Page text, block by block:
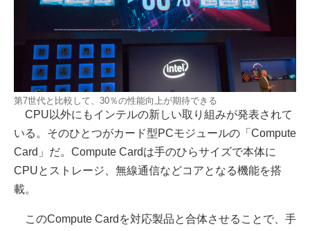
第7世代と比較して、30％の性能向上が期待できる
CPU以外にもインテルの新しい取り組みが発表されて
いる。そのひとつがカード型PCモジュールの「Compute
Card」だ。Compute Cardは手のひらサイズで本体に
CPUとストレージ、無線通信などコアとなる機能を搭
載。
このCompute Cardを対応製品と合体させることで、手